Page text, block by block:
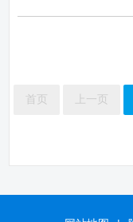
首页 上一页